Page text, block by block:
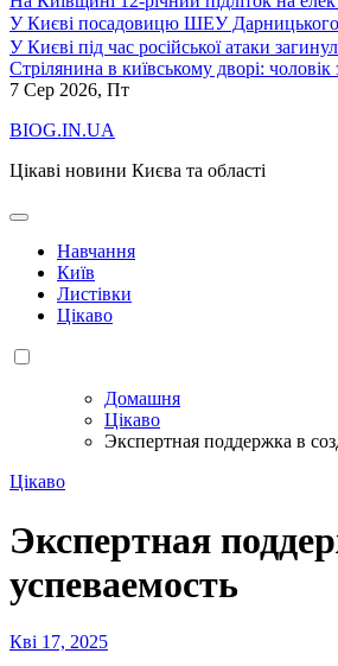
У Києві посадовицю ШЕУ Дарницького
У Києві під час російської атаки
Стрілянина в київському дворі: чоловік
7 Сер 2026, Пт
BIOG.IN.UA
Цікаві новини Києва та області
Навчання
Київ
Листівки
Цікаво
Домашня
Цікаво
Экспертная поддержка в
Цікаво
Экспертная
успеваемость
Кві 17, 2025